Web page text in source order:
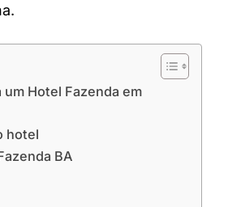
um Hotel Fazenda em
hotel
BA